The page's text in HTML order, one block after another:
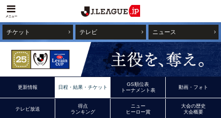
メニュー
チケット テレビ ニュース
更新情報 日程・結果・チケット
GS順位表
トーナメント表
動画・フォト
テレビ放送
得点
ランキング
ニュー
ヒーロー賞
大会の歴史
大会概要